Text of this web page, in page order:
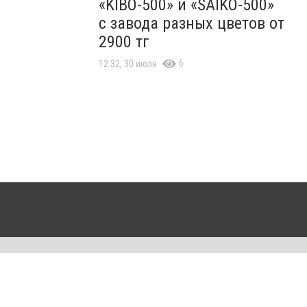
«KIBO-500» и «SAIKO-500»
с завода разных цветов от
2900 тг
12:32, 30 июля 6